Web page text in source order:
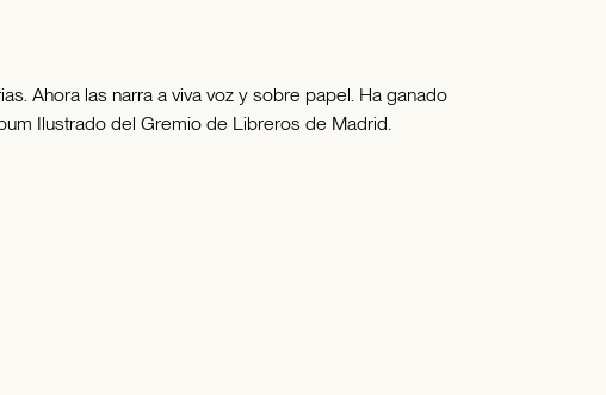
Ahora las narra a viva voz y sobre papel. Ha ganado
Ilustrado del Gremio de Libreros de Madrid.